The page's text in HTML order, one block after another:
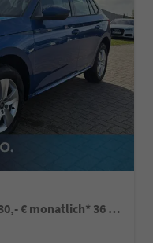
Classic *BESTELLFAHRZEUG* 130,- € monatlich* 36 Monate* Ohne Kilometerbegrenzung*